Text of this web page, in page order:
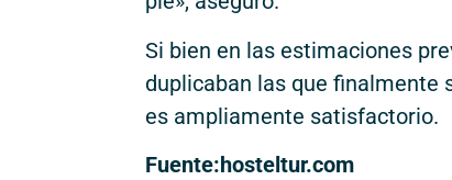
Si bien en las estimaciones
duplicaban las que finalmente
es ampliamente satisfactorio.
Fuente:hosteltur.com